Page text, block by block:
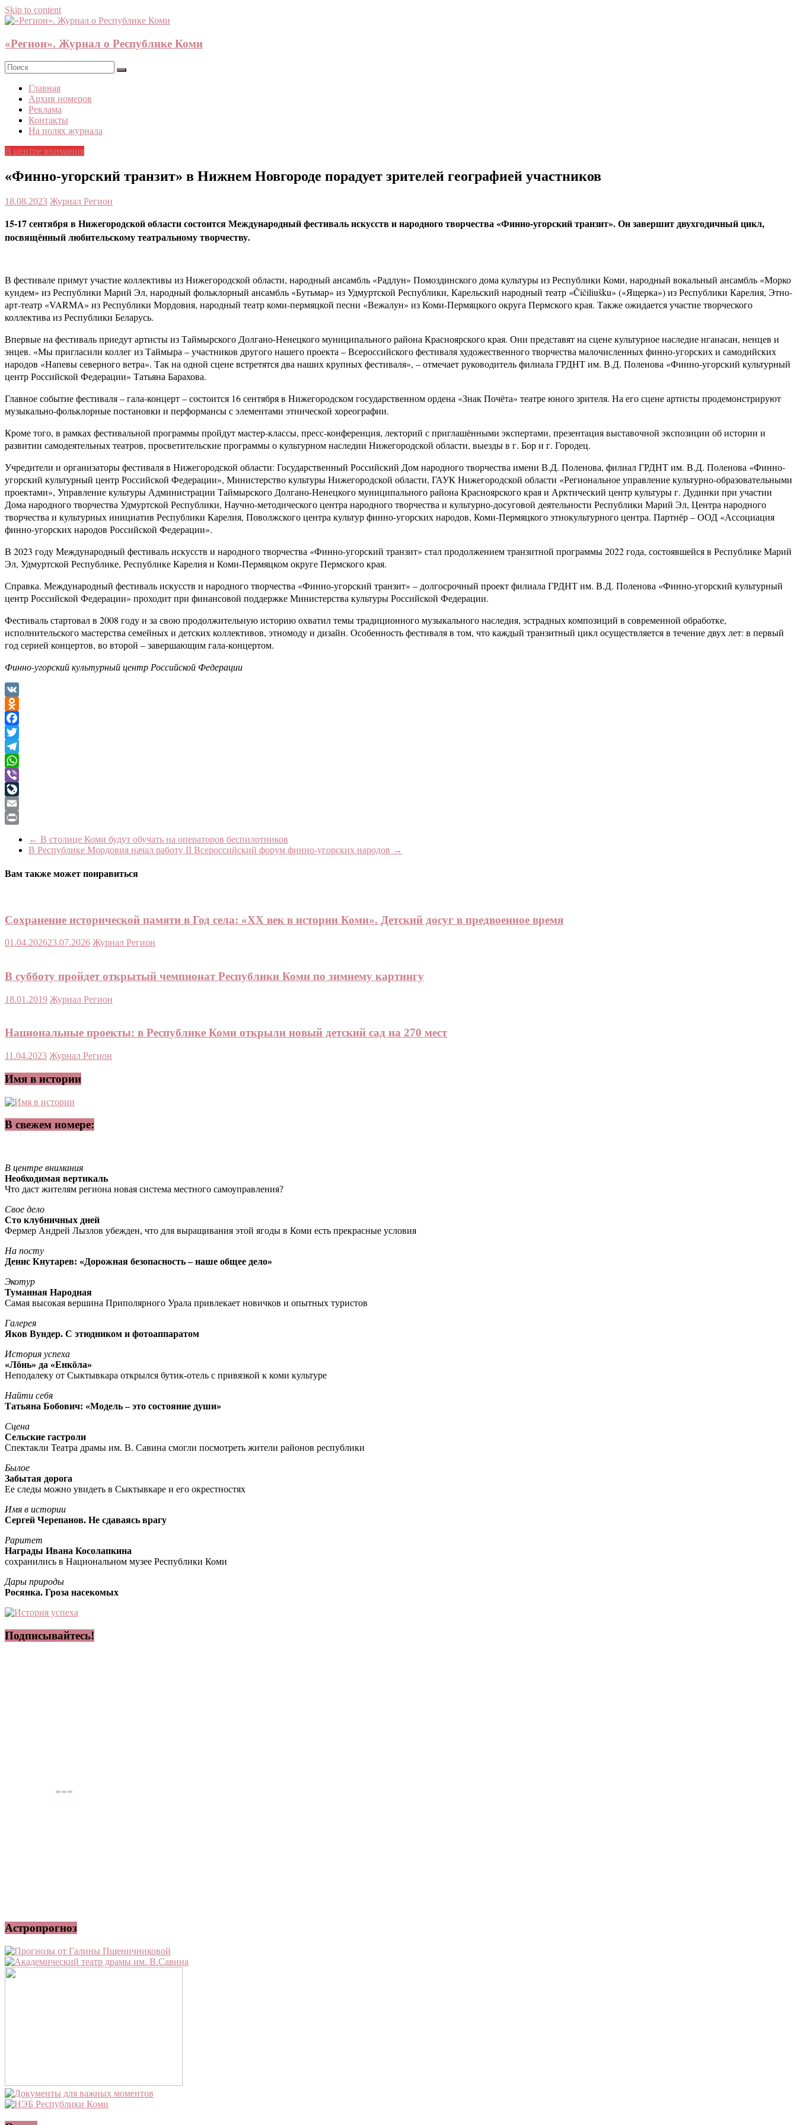
Skip to content
«Регион». Журнал о Республике Коми
Главная
Архив номеров
Реклама
Контакты
На полях журнала
В центре внимания
«Финно-угорский транзит» в Нижнем Новгороде порадует зрителей географией участников
18.08.2023 Журнал Регион
15-17 сентября в Нижегородской области состоится Международный фестиваль искусств и народного творчества «Финно-угорский транзит». Он завершит двухгодичный цикл,
посвящённый любительскому театральному творчеству.
В фестивале примут участие коллективы из Нижегородской области, народный ансамбль «Радлун» Помоздинского дома культуры из Республики Коми, народный вокальный ансамбль «Морко
кундем» из Республики Марий Эл, народный фольклорный ансамбль «Бутьмар» из Удмуртской Республики, Карельский народный театр «Čičiliušku» («Ящерка») из Республики Карелия, Этно-
арт-театр «VARMA» из Республики Мордовия, народный театр коми-пермяцкой песни «Вежалун» из Коми-Пермяцкого округа Пермского края. Также ожидается участие творческого
коллектива из Республики Беларусь.
Впервые на фестиваль приедут артисты из Таймырского Долгано-Ненецкого муниципального района Красноярского края. Они представят на сцене культурное наследие нганасан, ненцев и
энцев. «Мы пригласили коллег из Таймыра – участников другого нашего проекта – Всероссийского фестиваля художественного творчества малочисленных финно-угорских и самодийских
народов «Напевы северного ветра». Так на одной сцене встретятся два наших крупных фестиваля», – отмечает руководитель филиала ГРДНТ им. В.Д. Поленова «Финно-угорский культурный
центр Российской Федерации» Татьяна Барахова.
Главное событие фестиваля – гала-концерт – состоится 16 сентября в Нижегородском государственном ордена «Знак Почёта» театре юного зрителя. На его сцене артисты продемонстрируют
музыкально-фольклорные постановки и перформансы с элементами этнической хореографии.
Кроме того, в рамках фестивальной программы пройдут мастер-классы, пресс-конференция, лекторий с приглашёнными экспертами, презентация выставочной экспозиции об истории и
развитии самодеятельных театров, просветительские программы о культурном наследии Нижегородской области, выезды в г. Бор и г. Городец.
Учредители и организаторы фестиваля в Нижегородской области: Государственный Российский Дом народного творчества имени В.Д. Поленова, филиал ГРДНТ им. В.Д. Поленова «Финно-
угорский культурный центр Российской Федерации», Министерство культуры Нижегородской области, ГАУК Нижегородской области «Региональное управление культурно-образовательными
проектами», Управление культуры Администрации Таймырского Долгано-Ненецкого муниципального района Красноярского края и Арктический центр культуры г. Дудинки при участии
Дома народного творчества Удмуртской Республики, Научно-методического центра народного творчества и культурно-досуговой деятельности Республики Марий Эл, Центра народного
творчества и культурных инициатив Республики Карелия, Поволжского центра культур финно-угорских народов, Коми-Пермяцкого этнокультурного центра. Партнёр – ООД «Ассоциация
финно-угорских народов Российской Федерации».
В 2023 году Международный фестиваль искусств и народного творчества «Финно-угорский транзит» стал продолжением транзитной программы 2022 года, состоявшейся в Республике Марий
Эл, Удмуртской Республике, Республике Карелия и Коми-Пермяцком округе Пермского края.
Справка. Международный фестиваль искусств и народного творчества «Финно-угорский транзит» – долгосрочный проект филиала ГРДНТ им. В.Д. Поленова «Финно-угорский культурный
центр Российской Федерации» проходит при финансовой поддержке Министерства культуры Российской Федерации.
Фестиваль стартовал в 2008 году и за свою продолжительную историю охватил темы традиционного музыкального наследия, эстрадных композиций в современной обработке,
исполнительского мастерства семейных и детских коллективов, этномоду и дизайн. Особенность фестиваля в том, что каждый транзитный цикл осуществляется в течение двух лет: в первый
год серией концертов, во второй – завершающим гала-концертом.
Финно-угорский культурный центр Российской Федерации
VK
Odnoklassniki
Facebook
Twitter
Telegram
WhatsApp
Viber
LiveJournal
Email
← В столице Коми будут обучать на операторов беспилотников
В Республике Мордовия начал работу II Всероссийский форум финно-угорских народов →
Вам также может понравиться
Сохранение исторической памяти в Год села: «XX век в истории Коми». Детский досуг в предвоенное время
01.04.202623.07.2026 Журнал Регион
В субботу пройдет открытый чемпионат Республики Коми по зимнему картингу
18.01.2019 Журнал Регион
Национальные проекты: в Республике Коми открыли новый детский сад на 270 мест
11.04.2023 Журнал Регион
Имя в истории
В свежем номере:
В центре внимания
Необходимая вертикаль
Что даст жителям региона новая система местного самоуправления?
Свое дело
Сто клубничных дней
Фермер Андрей Лызлов убежден, что для выращивания этой ягоды в Коми есть прекрасные условия
На посту
Денис Кнутарев: «Дорожная безопасность – наше общее дело»
Экотур
Туманная Народная
Самая высокая вершина Приполярного Урала привлекает новичков и опытных туристов
Галерея
Яков Вундер. С этюдником и фотоаппаратом
История успеха
«Лöнь» да «Енкöла»
Неподалеку от Сыктывкара открылся бутик-отель с привязкой к коми культуре
Найти себя
Татьяна Бобович: «Модель – это состояние души»
Сцена
Сельские гастроли
Спектакли Театра драмы им. В. Савина смогли посмотреть жители районов республики
Былое
Забытая дорога
Ее следы можно увидеть в Сыктывкаре и его окрестностях
Имя в истории
Сергей Черепанов. Не сдаваясь врагу
Раритет
Награды Ивана Косолапкина
сохранились в Национальном музее Республики Коми
Дары природы
Росянка. Гроза насекомых
Подписывайтесь!
Астропрогноз